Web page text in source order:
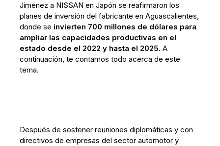
Jiménez a NISSAN en Japón se reafirmaron los
planes de inversión del fabricante en Aguascalientes,
donde se invierten 700 millones de dólares para
ampliar las capacidades productivas en el
estado desde el 2022 y hasta el 2025. A
continuación, te contamos todo acerca de este
tema.
Después de sostener reuniones diplomáticas y con
directivos de empresas del sector automotor y